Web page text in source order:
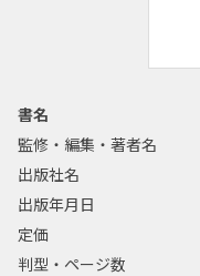
書名
監修・編集・著者名
出版社名
出版年月日
定価
判型・ページ数